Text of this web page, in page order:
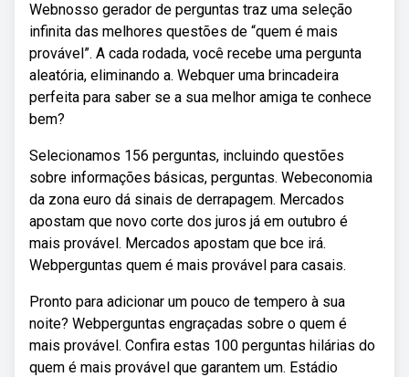
Webnosso gerador de perguntas traz uma seleção
infinita das melhores questões de “quem é mais
provável”. A cada rodada, você recebe uma pergunta
aleatória, eliminando a. Webquer uma brincadeira
perfeita para saber se a sua melhor amiga te conhece
bem?
Selecionamos 156 perguntas, incluindo questões
sobre informações básicas, perguntas. Webeconomia
da zona euro dá sinais de derrapagem. Mercados
apostam que novo corte dos juros já em outubro é
mais provável. Mercados apostam que bce irá.
Webperguntas quem é mais provável para casais.
Pronto para adicionar um pouco de tempero à sua
noite? Webperguntas engraçadas sobre o quem é
mais provável. Confira estas 100 perguntas hilárias do
quem é mais provável que garantem um. Estádio